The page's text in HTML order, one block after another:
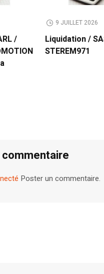
/
9 JUILLET 2026
Liquidation /
STEREM971
Poster un commentaire.